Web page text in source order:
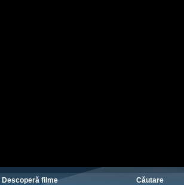
Descoperă filme
Căutare